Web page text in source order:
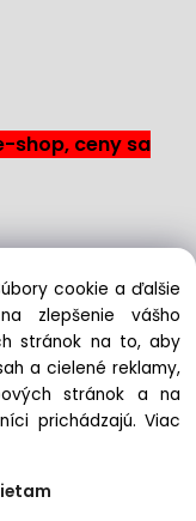
shop, ceny sa
na diaľku bez
reserved
cookie a ďalšie
zlepšenie vášho
stránok na to, aby
a cielené reklamy,
stránok a na
prichádzajú.Viac